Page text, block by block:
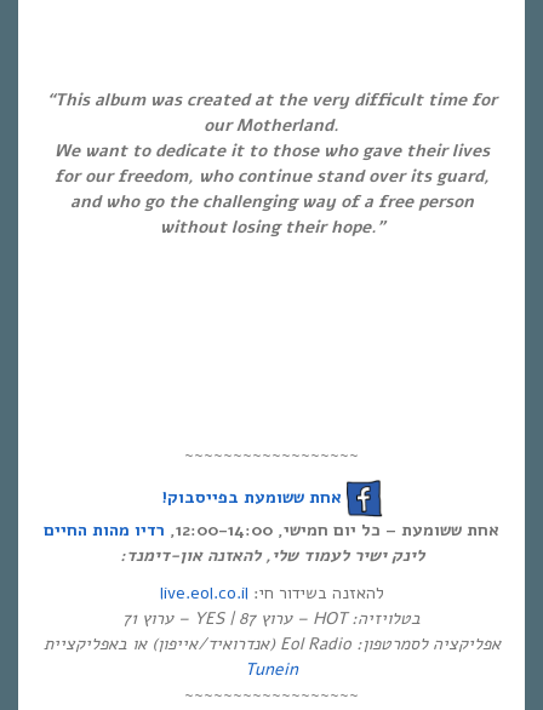
“This album was created at the very difficult time for
our Motherland.
We want to dedicate it to those who gave their lives
for our freedom, who continue stand over its guard,
and who go the challenging way of a free person
without losing their hope.”
~~~~~~~~~~~~~~~~~~
אחת ששומעת בפייסבוק!
אחת ששומעת – כל יום חמישי, 12:00-14:00,
רדיו מהות החיים
לינק ישיר לעמוד שלי, להאזנה און-דימנד:
להאזנה בשידור חי: live.eol.co.il
בטלויזיה: HOT – ערוץ 87 | YES – ערוץ 71
אפליקציה לסמרטפון: Eol Radio (אנדרואיד/אייפון) או באפליקציית
Tunein
~~~~~~~~~~~~~~~~~~